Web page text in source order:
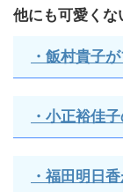
他にも可愛く
・飯村貴子
・小正裕佳
・福田明日